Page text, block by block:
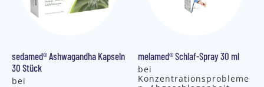
sedamed® Ashwagandha Kapseln
30 Stück
bei
melamed® Schlaf-Spray 30 ml
bei
Konzentrationsprobleme